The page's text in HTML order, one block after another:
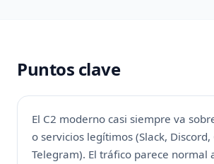
Puntos clave
El C2 moderno casi siempre va
o servicios legítimos (Slack, Discord,
Telegram). El tráfico parece normal